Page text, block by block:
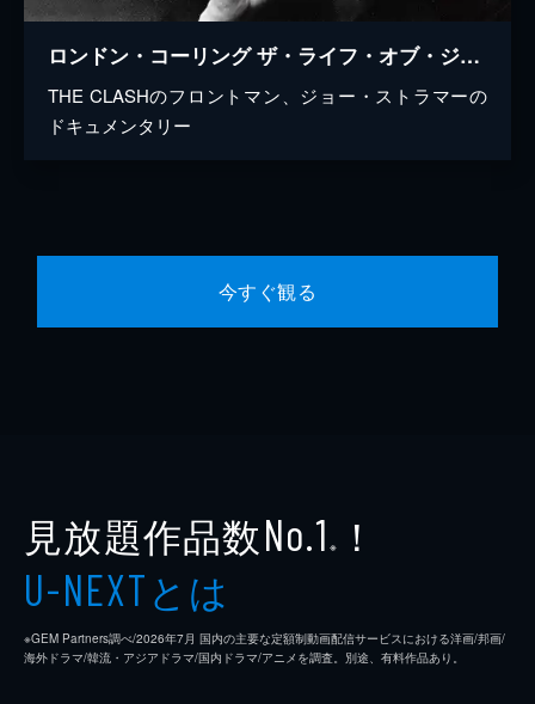
ロンドン・コーリング ザ・ライフ・オブ・ジョー・ストラマー
THE CLASHのフロントマン、ジョー・ストラマーの
ドキュメンタリー
今すぐ観る
見放題作品数No.1 ※ ！
U-NEXTとは
※GEM Partners調べ/2026年7⽉ 国内の主要な定額制動画配信サービスにおける洋画/邦画/
海外ドラマ/韓流・アジアドラマ/国内ドラマ/アニメを調査。別途、有料作品あり。